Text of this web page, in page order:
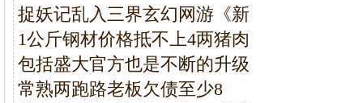
捉妖记乱入三界玄幻网游《新
1公斤钢材价格抵不上4两猪肉
包括盛大官方也是不断的升级
常熟两跑路老板欠债至少8